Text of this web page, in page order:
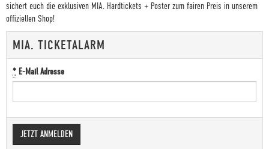
sichert euch die exklusiven MIA. Hardtickets + Poster zum fairen Preis in unserem
offiziellen Shop!
MIA. TICKETALARM
* E-Mail Adresse